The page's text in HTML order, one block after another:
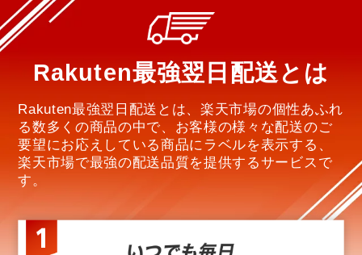
Rakuten最強翌日配送とは
Rakuten最強翌日配送とは、楽天市場の個性あふれ
る数多くの商品の中で、お客様の様々な配送のご
要望にお応えしている商品にラベルを表示する、
楽天市場で最強の配送品質を提供するサービスで
す。